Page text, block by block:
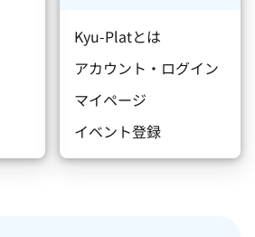
Kyu-Platとは
アカウント・ログイン
マイページ
イベント登録